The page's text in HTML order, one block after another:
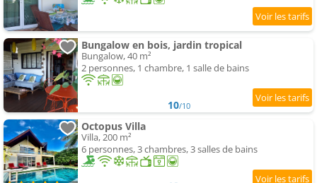
Bungalow en bois, jardin tropical
Bungalow, 40 m²
2 personnes, 1 chambre, 1 salle de bains
10/10
Octopus Villa
Villa, 200 m²
6 personnes, 3 chambres, 3 salles de bains